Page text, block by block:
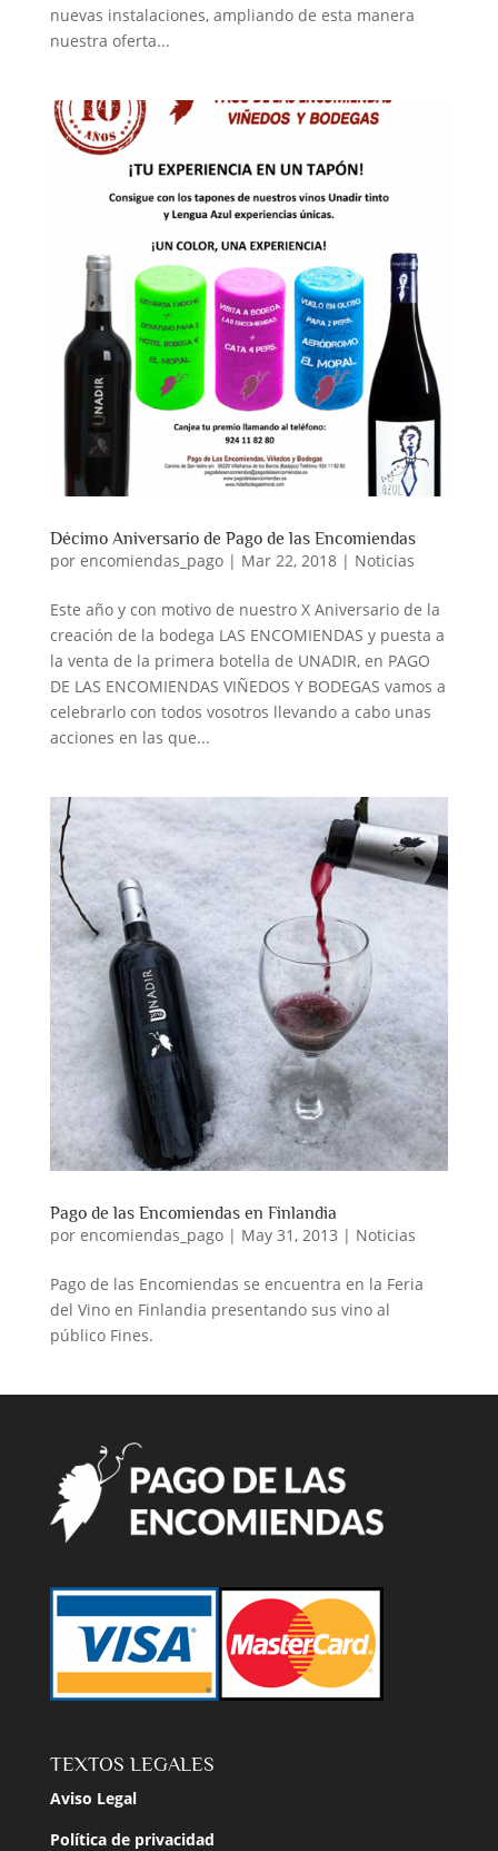
nuevas instalaciones, ampliando de esta manera
nuestra oferta...
Décimo Aniversario de Pago de las Encomiendas
por encomiendas_pago| Mar 22, 2018| Noticias
Este año y con motivo de nuestro X Aniversario de la
creación de la bodega LAS ENCOMIENDAS y puesta a
la venta de la primera botella de UNADIR, en PAGO
DE LAS ENCOMIENDAS VIÑEDOS Y BODEGAS vamos a
celebrarlo con todos vosotros llevando a cabo unas
acciones en las que...
Pago de las Encomiendas en Finlandia
por encomiendas_pago| May 31, 2013 | Noticias
Pago de las Encomiendas se encuentra en la Feria
del Vino en Finlandia presentando sus vino al
público Fines.
TEXTOS LEGALES
Aviso Legal
Política de privacidad